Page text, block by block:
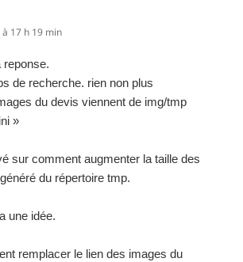
17 h 19 min
reponse.
de recherche. rien non plus
du devis viennent de img/tmp
»
sur comment augmenter la taille des
du répertoire tmp.
une idée.
remplacer le lien des images du